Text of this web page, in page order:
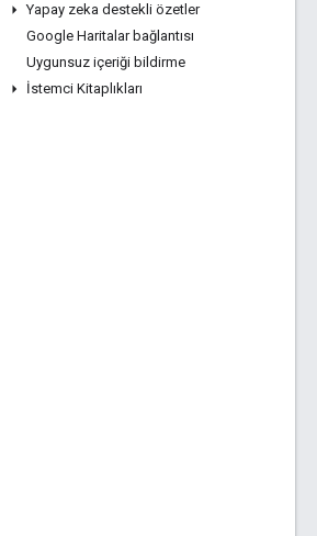
Yapay zeka destekli özetler
Google Haritalar bağlantısı
Uygunsuz içeriği bildirme
İstemci Kitaplıkları